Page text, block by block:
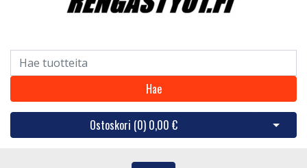
Hae
Ostoskori (0) 0,00 € Avaa